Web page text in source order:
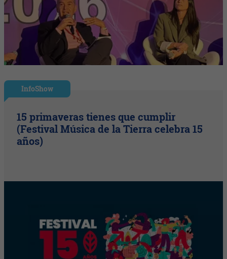
InfoShow
15 primaveras tienes que cumplir
(Festival Música de la Tierra celebra 15
años)